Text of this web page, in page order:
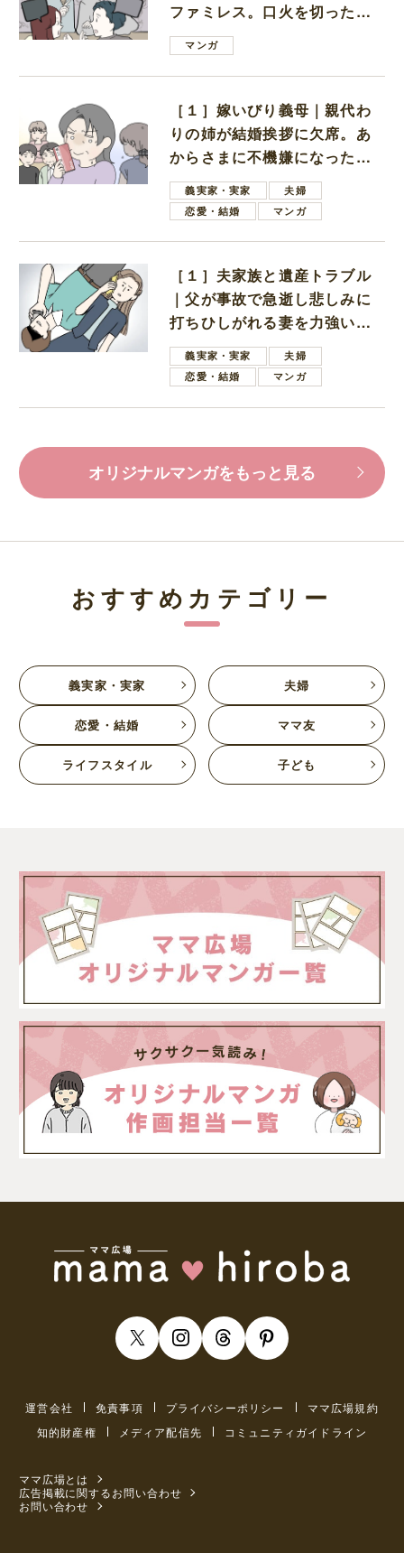
ファミレス。口火を切ったの
は電車好きの男の子ママ
マンガ
［１］嫁いびり義母｜親代わ
りの姉が結婚挨拶に欠席。あ
からさまに不機嫌になった義
母義実家・実家
夫婦
恋愛・結婚
マンガ
［１］夫家族と遺産トラブル
｜父が事故で急逝し悲しみに
打ちひしがれる妻を力強い言
葉で励ます夫
義実家・実家
夫婦
恋愛・結婚
マンガ
オリジナルマンガをもっと見る
おすすめカテゴリー
義実家・実家 夫婦
恋愛・結婚 ママ友
ライフスタイル 子ども
運営会社 免責事項 プライバシーポリシー
ママ広場規約
知的財産権
メディア配信先 コミュニティガイドライン
ママ広場とは
広告掲載に関するお問い合わせ
お問い合わせ